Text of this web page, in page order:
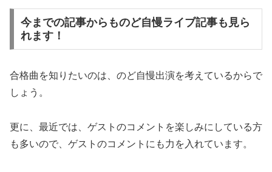
今までの記事からものど自慢ライブ記事も見ら
れます！
合格曲を知りたいのは、のど自慢出演を考えているからで
しょう。
更に、最近では、ゲストのコメントを楽しみにしている方
も多いので、ゲストのコメントにも力を入れています。